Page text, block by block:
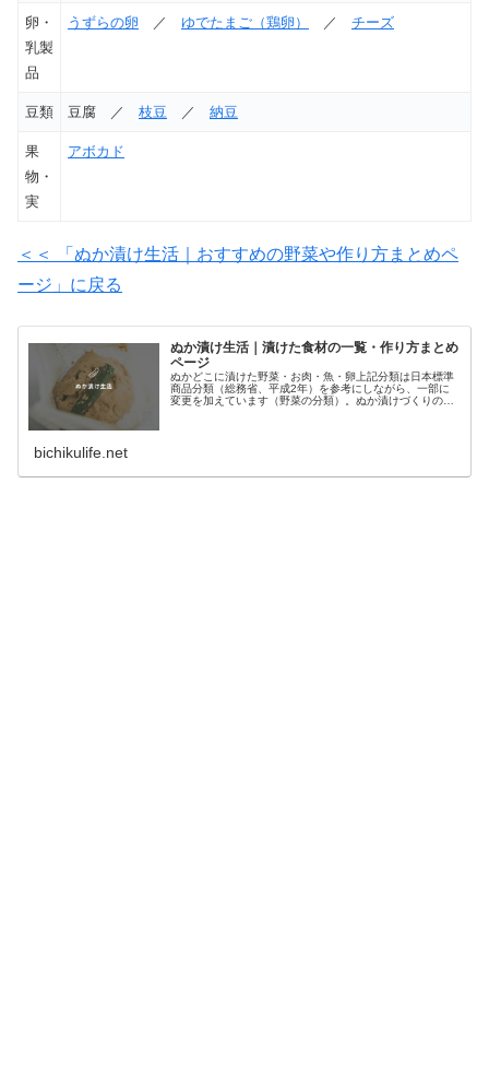
卵・
乳製
品
うずらの卵 ／ ゆでたまご（鶏卵） ／ チーズ
豆類 豆腐 ／ 枝豆 ／ 納豆
果
物・
実
アボカド
＜＜ 「ぬか漬け生活｜おすすめの野菜や作り方まとめペ
ージ」に戻る
ぬか漬け生活｜漬けた食材の一覧・作り方まとめ
ページ
ぬかどこに漬けた野菜・お肉・魚・卵上記分類は日本標準
商品分類（総務省、平成2年）を参考にしながら、一部に
変更を加えています（野菜の分類）。ぬか漬けづくりの準
bichikulife.net